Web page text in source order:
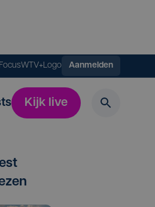
FocusWTV+Logo Aanmelden
Kijk live